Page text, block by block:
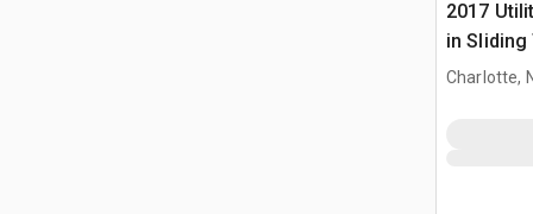
2017
in
chłodnia
Charlotte,